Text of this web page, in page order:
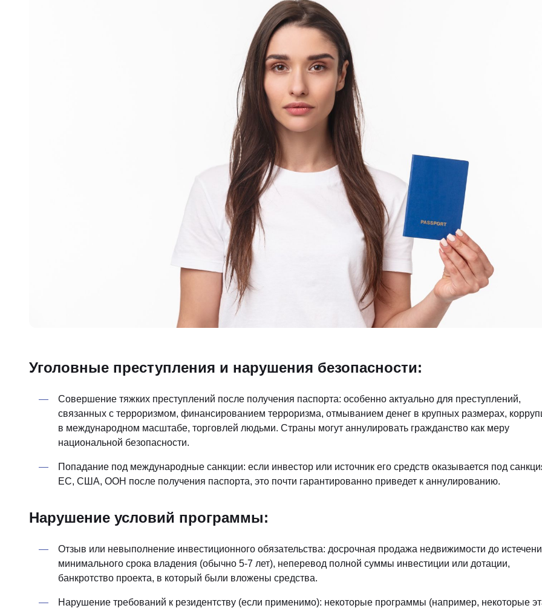
Уголовные преступления и нарушения безопасности:
Совершение тяжких преступлений после получения паспорта: особенно актуально для преступлений,
связанных с терроризмом, финансированием терроризма, отмыванием денег в крупных размерах,
в международном масштабе, торговлей людьми. Страны могут аннулировать гражданство как меру
национальной безопасности.
Попадание под международные санкции: если инвестор или источник его средств оказывается под
ЕС, США, ООН после получения паспорта, это почти гарантированно приведет к аннулированию.
Нарушение условий программы:
Отзыв или невыполнение инвестиционного обязательства: досрочная продажа недвижимости до
минимального срока владения (обычно 5-7 лет), неперевод полной суммы инвестиции или дотации,
банкротство проекта, в который были вложены средства.
Нарушение требований к резидентству (если применимо): некоторые программы (например, некоторые